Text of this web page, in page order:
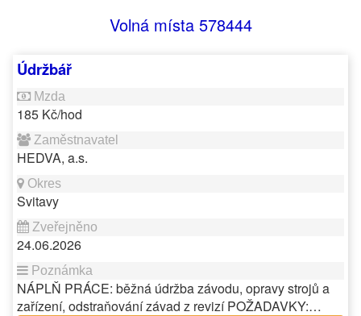
Volná místa 578444
Údržbář
185 Kč/hod
HEDVA, a.s.
Svitavy
24.06.2026
NÁPLŇ PRÁCE: běžná údržba závodu, opravy strojů a
zařízení, odstraňování závad z revizí POŽADAVKY:…